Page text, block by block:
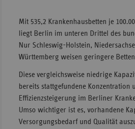
Mit 535,2 Krankenhausbetten je
liegt Berlin im unteren Drittel des
Nur Schleswig-Holstein,
Württemberg weisen geringere
Diese vergleichsweise niedrige
bereits stattgefundene Konzentration
Effizienzsteigerung im Berliner
Umso wichtiger ist es, vorhandene
Versorgungsbedarf und Qualität